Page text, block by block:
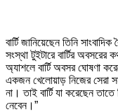
বার্টি জানিয়েছেন তিনি
সংস্থা টুইটারে বার্টির অবসরের
অ্যাশলে বার্টি অবসর ঘোষণা
একজন খেলোয়াড় নিজের সেরা
না। তাই বার্টি যা করেছেন
নেবেন।”